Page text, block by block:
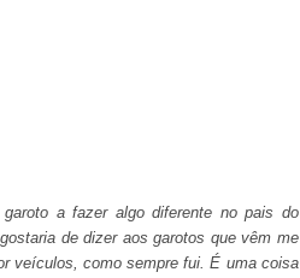
a fazer algo diferente no pais do
de dizer aos garotos que vêm me
veículos, como sempre fui. É uma coisa